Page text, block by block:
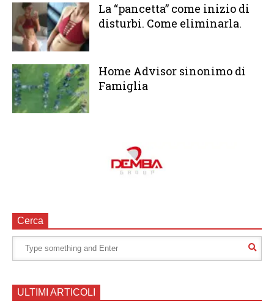
La “pancetta” come inizio di
disturbi. Come eliminarla.
Home Advisor sinonimo di
Famiglia
Cerca
ULTIMI ARTICOLI